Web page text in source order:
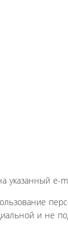
указанный e-
и не